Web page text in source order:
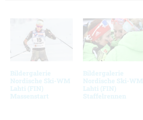
Bildergalerie
Nordische Ski-WM
Lahti (FIN)
Massenstart
Bildergalerie
Nordische Ski-WM
Lahti (FIN)
Staffelrennen